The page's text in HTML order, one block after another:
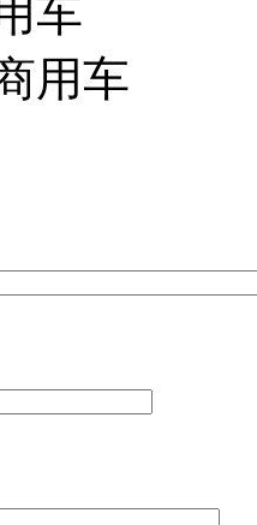
车
用车